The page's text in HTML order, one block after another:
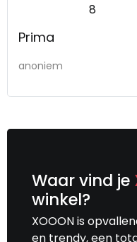
8
Prima
anoniem
Waar vind je
winkel?
XOOON is
en trendy, een